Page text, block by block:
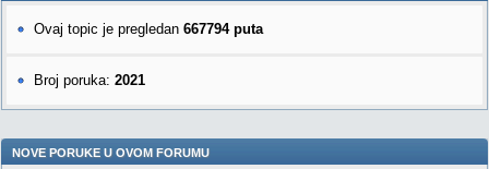
Ovaj topic je pregledan 667794 puta
Broj poruka: 2021
NOVE PORUKE U OVOM FORUMU